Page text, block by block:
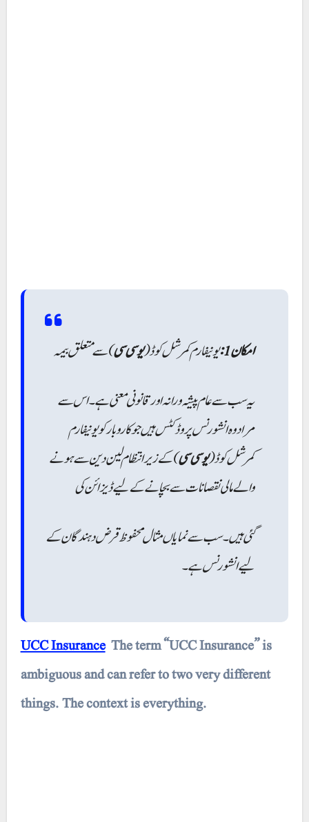
امکان 1: یونیفارم کمرشل کوڈ (یو سی سی) سے متعلق بیمہ
یہ سب سے عام پیشہ ورانہ اور قانونی معنی ہے۔ اس سے
مراد وہ انشورنس پروڈکٹس ہیں جو کاروبار کو یونیفارم
کمرشل کوڈ (یو سی سی) کے زیر انتظام لین دین سے ہونے
والے مالی نقصانات سے بچانے کے لیے ڈیزائن کی
گئی ہیں۔ سب سے نمایاں مثال محفوظ قرض دہندگان کے
لیے انشورنس ہے۔
UCC Insurance The term “UCC Insurance” is
ambiguous and can refer to two very different
things. The context is everything.